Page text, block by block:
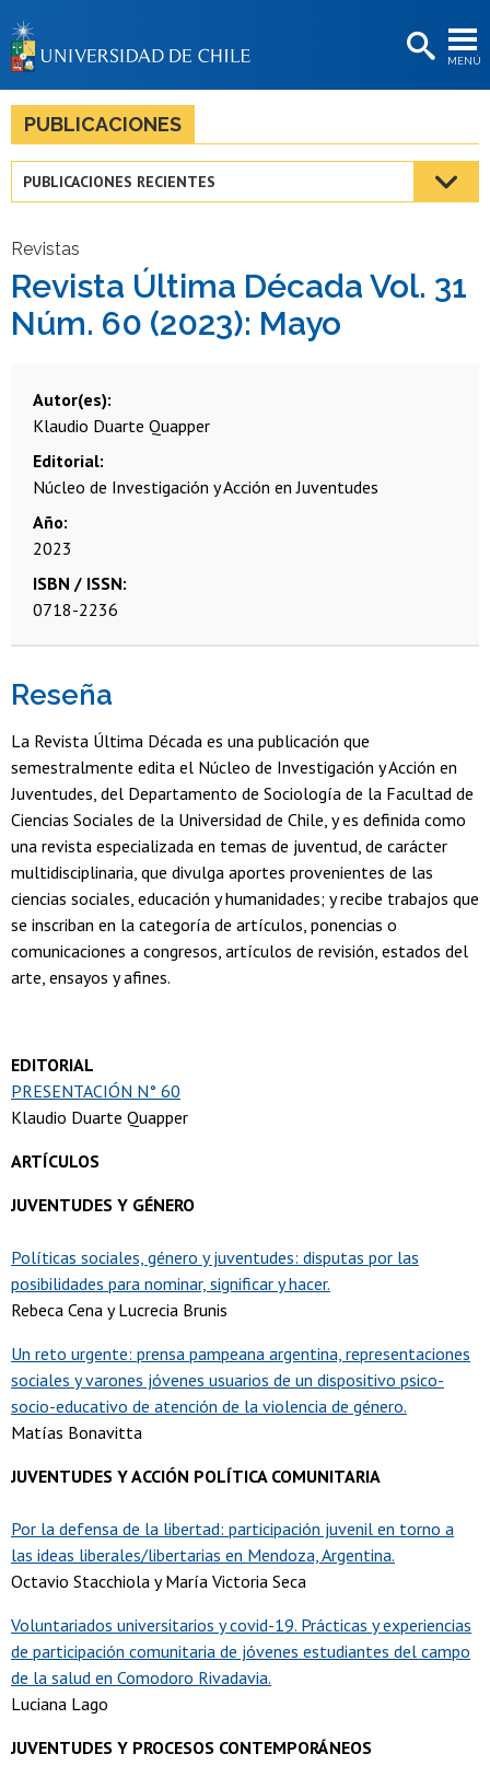
MENÚ
BIBLIOTECAS
LA UNIVERSIDAD
Estudiantes
Funcionarias/os
Egresadas/os
PUBLICACIONES
PUBLICACIONES RECIENTES
Revistas
Revista Última Década Vol. 31
Núm. 60 (2023): Mayo
Autor(es)
Klaudio Duarte Quapper
Editorial
Núcleo de Investigación y Acción en Juventudes
Año
2023
ISBN / ISSN
0718-2236
Reseña
La Revista Última Década es una publicación que
semestralmente edita el Núcleo de Investigación y Acción en
Juventudes, del Departamento de Sociología de la Facultad de
Ciencias Sociales de la Universidad de Chile, y es definida como
una revista especializada en temas de juventud, de carácter
multidisciplinaria, que divulga aportes provenientes de las
ciencias sociales, educación y humanidades; y recibe trabajos que
se inscriban en la categoría de artículos, ponencias o
comunicaciones a congresos, artículos de revisión, estados del
arte, ensayos y afines.
EDITORIAL
PRESENTACIÓN N° 60
Klaudio Duarte Quapper
ARTÍCULOS
JUVENTUDES Y GÉNERO
Políticas sociales, género y juventudes: disputas por las
posibilidades para nominar, significar y hacer.
Rebeca Cena y Lucrecia Brunis
Un reto urgente: prensa pampeana argentina, representaciones
sociales y varones jóvenes usuarios de un dispositivo psico-
socio-educativo de atención de la violencia de género.
Matías Bonavitta
JUVENTUDES Y ACCIÓN POLÍTICA COMUNITARIA
Por la defensa de la libertad: participación juvenil en torno a
las ideas liberales/libertarias en Mendoza, Argentina.
Octavio Stacchiola y María Victoria Seca
Voluntariados universitarios y covid-19. Prácticas y experiencias
de participación comunitaria de jóvenes estudiantes del campo
de la salud en Comodoro Rivadavia.
Luciana Lago
JUVENTUDES Y PROCESOS CONTEMPORÁNEOS